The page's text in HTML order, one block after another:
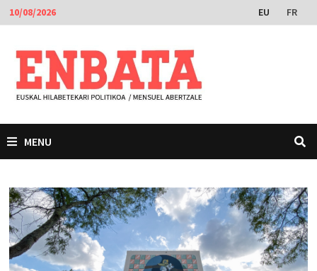
Skip
to
content
10/08/2026 EU FR
MENU